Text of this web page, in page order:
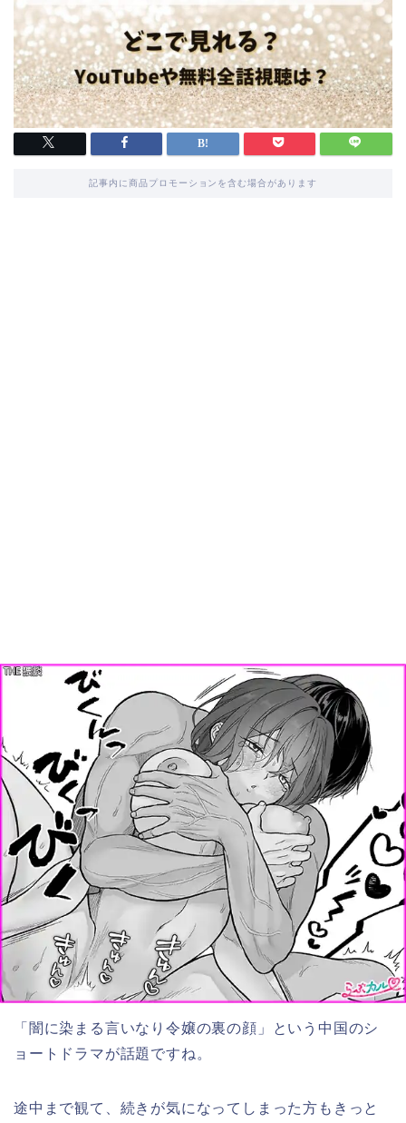
記事内に商品プロモーションを含む場合があります
「闇に染まる言いなり令嬢の裏の顔」という中国のシ
ョートドラマが話題ですね。
途中まで観て、続きが気になってしまった方もきっと